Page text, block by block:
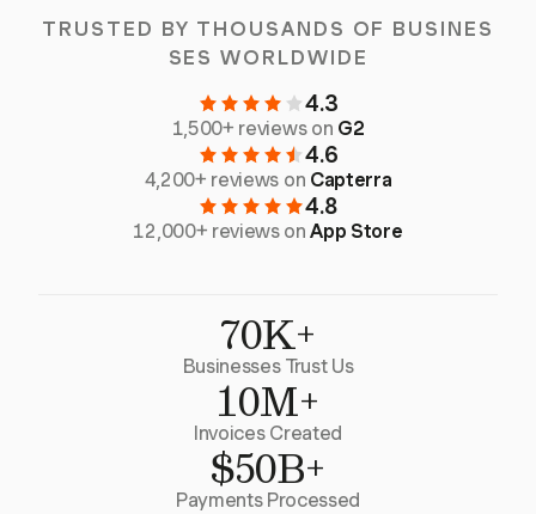
TRUSTED BY THOUSANDS OF BUSINES
SES WORLDWIDE
4.3
1,500+ reviews on G2
4.6
4,200+ reviews on Capterra
4.8
12,000+ reviews onApp Store
70K+
Businesses Trust Us
10M+
Invoices Created
$50B+
Payments Processed